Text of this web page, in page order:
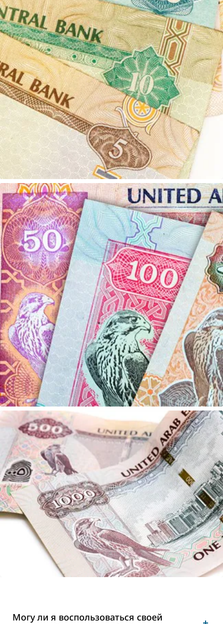
Могу ли я воспользоваться своей